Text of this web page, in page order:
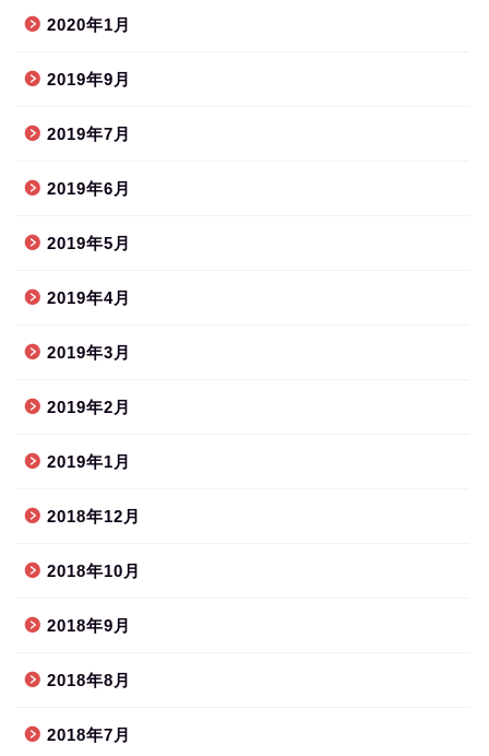
2020年1月
2019年9月
2019年7月
2019年6月
2019年5月
2019年4月
2019年3月
2019年2月
2019年1月
2018年12月
2018年10月
2018年9月
2018年8月
2018年7月